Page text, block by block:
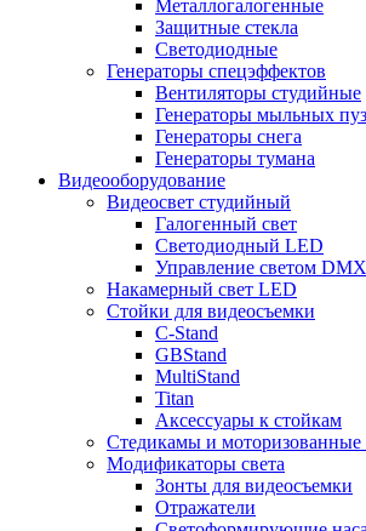
Металлогалогенные
Защитные стекла
Светодиодные
Генераторы спецэффектов
Вентиляторы студийные
Генераторы мыльных
Генераторы снега
Генераторы тумана
Видеооборудование
Видеосвет студийный
Галогенный свет
Светодиодный LED
Управление светом DMX
Накамерный свет LED
Стойки для видеосъемки
C-Stand
GBStand
MultiStand
Titan
Аксессуары к стойкам
Стедикамы и моторизованные
Модификаторы света
Зонты для видеосъемки
Отражатели